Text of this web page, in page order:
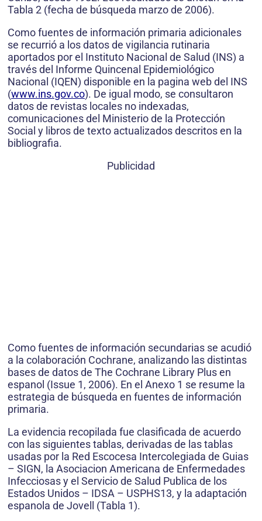
Tabla 2 (fecha de búsqueda marzo de 2006).
Como fuentes de información primaria adicionales
se recurrió a los datos de vigilancia rutinaria
aportados por el Instituto Nacional de Salud (INS) a
través del Informe Quincenal Epidemiológico
Nacional (IQEN) disponible en la pagina web del INS
(www.ins.gov.co). De igual modo, se consultaron
datos de revistas locales no indexadas,
comunicaciones del Ministerio de la Protección
Social y libros de texto actualizados descritos en la
bibliografia.
Publicidad
Como fuentes de información secundarias se acudió
a la colaboración Cochrane, analizando las distintas
bases de datos de The Cochrane Library Plus en
espanol (Issue 1, 2006). En el Anexo 1 se resume la
estrategia de búsqueda en fuentes de información
primaria.
La evidencia recopilada fue clasificada de acuerdo
con las siguientes tablas, derivadas de las tablas
usadas por la Red Escocesa Intercolegiada de Guias
– SIGN, la Asociacion Americana de Enfermedades
Infecciosas y el Servicio de Salud Publica de los
Estados Unidos – IDSA – USPHS13, y la adaptación
espanola de Jovell (Tabla 1).